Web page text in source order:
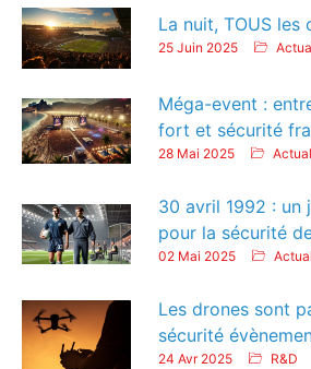
La nuit, TOUS les
25 Juin 2025
Méga-event :
fort et sécurité
28 Mai 2025
30 avril 1992 : un
pour la sécurité
02 Mai 2025
Les drones sont
sécurité
24 Avr 2025 R&D